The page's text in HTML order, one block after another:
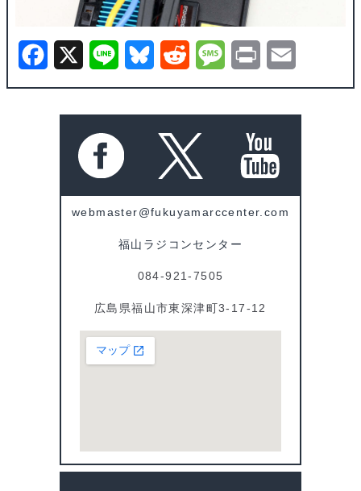
X
n
e
B
u
e
k
R
d
d
i
t
M
s
g
i
n
t
a
webmaster@fukuyamarccenter.com
福山ラジコンセンター
084-921-7505
広島県福山市東深津町3-17-12